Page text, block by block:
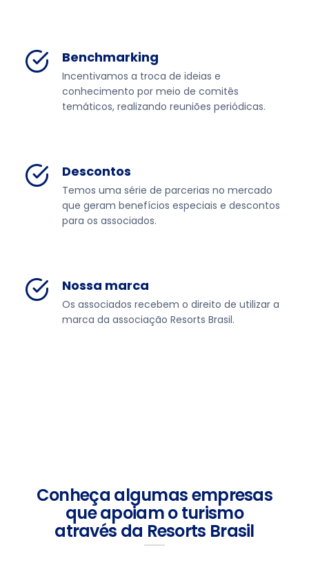
Benchmarking
Incentivamos a troca de ideias e
conhecimento por meio de comitês
temáticos, realizando reuniões periódicas.
Descontos
Temos uma série de parcerias no mercado
que geram benefícios especiais e descontos
para os associados.
Nossa marca
Os associados recebem o direito de utilizar a
marca da associação Resorts Brasil.
Conheça algumas empresas
que apoiam o turismo
através da Resorts Brasil